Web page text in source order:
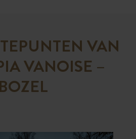
VAN
VANOISE –
BOZEL